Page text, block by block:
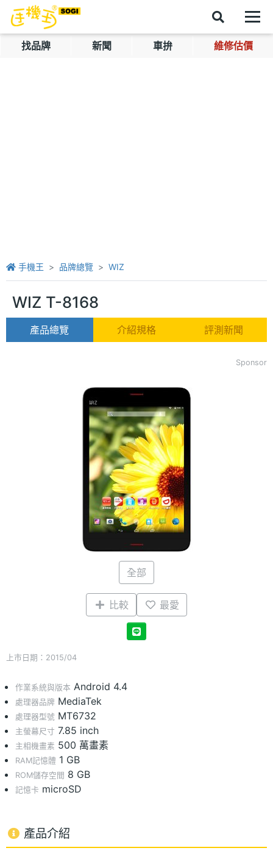
找品牌 新聞 車拚 維修估價
手機王 品牌總覽 WIZ
WIZ T-8168
產品總覽 介紹規格 評測新聞
Sponsor
全部
比較 最愛
上市日期：2015/04
作業系統與版本 Android 4.4
處理器品牌 MediaTek
處理器型號 MT6732
主螢幕尺寸 7.85 inch
主相機畫素 500 萬畫素
RAM記憶體 1 GB
ROM儲存空間 8 GB
記憶卡 microSD
產品介紹